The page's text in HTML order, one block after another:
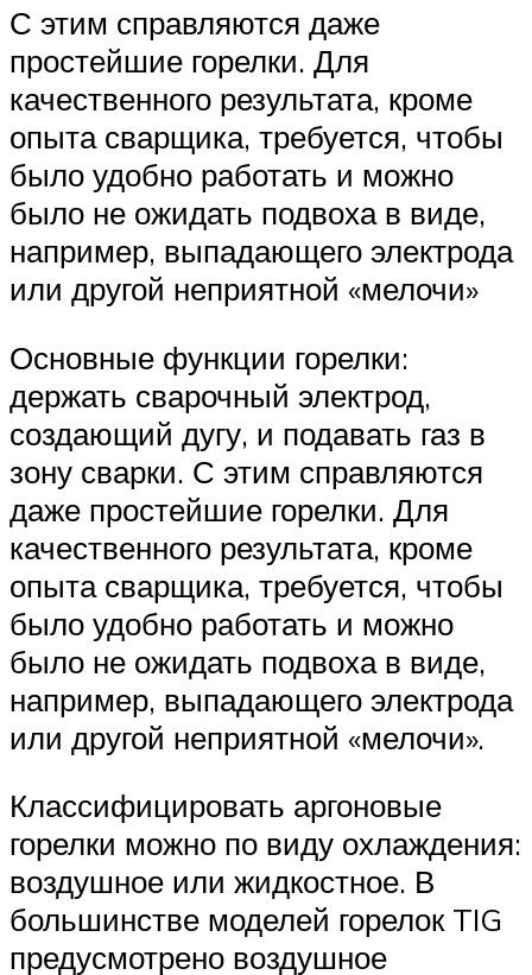
С этим справляются даже
простейшие горелки. Для
качественного результата, кроме
опыта сварщика, требуется, чтобы
было удобно работать и можно
было не ожидать подвоха в виде,
например, выпадающего электрода
или другой неприятной «мелочи»
Основные функции горелки:
держать сварочный электрод,
создающий дугу, и подавать газ в
зону сварки. С этим справляются
даже простейшие горелки. Для
качественного результата, кроме
опыта сварщика, требуется, чтобы
было удобно работать и можно
было не ожидать подвоха в виде,
например, выпадающего электрода
или другой неприятной «мелочи».
Классифицировать аргоновые
горелки можно по виду охлаждения:
воздушное или жидкостное. В
большинстве моделей горелок TIG
предусмотрено воздушное